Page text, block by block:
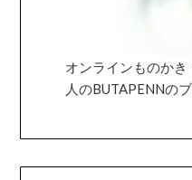
オンラインものか
人のBUTAPENNの